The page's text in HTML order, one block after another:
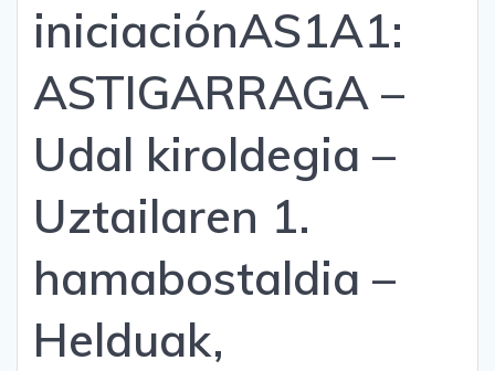
iniciaciónAS1A1:
ASTIGARRAGA –
Udal kiroldegia –
Uztailaren 1.
hamabostaldia –
Helduak,